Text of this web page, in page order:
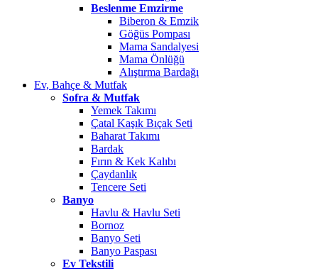
Beslenme Emzirme
Biberon & Emzik
Göğüs Pompası
Mama Sandalyesi
Mama Önlüğü
Alıştırma Bardağı
Ev, Bahçe & Mutfak
Sofra & Mutfak
Yemek Takımı
Çatal Kaşık Bıçak Seti
Baharat Takımı
Bardak
Fırın & Kek Kalıbı
Çaydanlık
Tencere Seti
Banyo
Havlu & Havlu Seti
Bornoz
Banyo Seti
Banyo Paspası
Ev Tekstili